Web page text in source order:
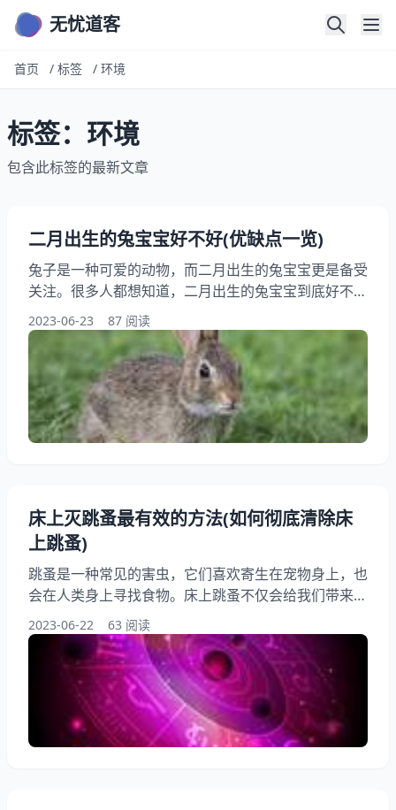
无忧道客
首页 / 标签 / 环境
标签：环境
包含此标签的最新文章
二月出生的兔宝宝好不好(优缺点一览)
兔子是一种可爱的动物，而二月出生的兔宝宝更是备受
关注。很多人都想知道，二月出生的兔宝宝到底好不
好？它们有哪些优缺点？本文将从多个角度为大家详细
介绍二月出生的兔宝宝的特点，希望能为大家解答疑
惑。 一、外貌特点 1、毛色 二月出生的兔宝宝毛色通
常为浅灰色或白色，这种毛色非常适合冬季的气候，能
够很好地融入雪地中，保护自己免受天敌的侵袭。 2、
体型 二月出生的兔宝宝通常比其他季节出生的兔宝宝
稍微小一些
2023-06-23 87 阅读
床上灭跳蚤最有效的方法(如何彻底清除床
上跳蚤)
跳蚤是一种常见的害虫，它们喜欢寄生在宠物身上，也
会在人类身上寻找食物。床上跳蚤不仅会给我们带来不
适，还可能传播疾病。如何彻底清除床上跳蚤成为了很
多人关注的问题。本文将为大家介绍床上灭跳蚤最有效
的方法，帮助大家彻底清除床上跳蚤，让我们的床铺更
加清洁舒适。 一、了解跳蚤的生活习性 在清除床上跳
蚤之前，我们需要了解一些跳蚤的生活习性。跳蚤是一
种寄生虫，它们会在宠物身上寄生，也会在人类身上寻
找食物
2023-06-22 63 阅读